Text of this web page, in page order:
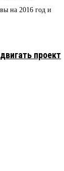
на 2016 год и
проект